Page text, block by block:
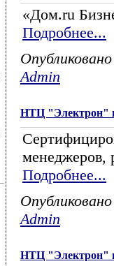
«Дом.ru
Подробнее...
Admin
НТЦ "Электрон"
менеджеров,
Подробнее...
Admin
НТЦ "Электрон"